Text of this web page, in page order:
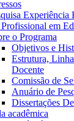
Experiência
em
o Programa
Objetivos e
Estrutura,
Docente
Comissão de
Anuário de
Dissertações
acadêmica